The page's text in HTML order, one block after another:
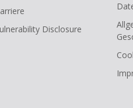
Disclosure